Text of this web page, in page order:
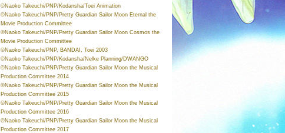
©Naoko Takeuchi/PNP/Kodansha/Toei Animation
©Naoko Takeuchi/PNP/Pretty Guardian Sailor Moon Eternal the
Movie Production Committee
©Naoko Takeuchi/PNP/Pretty Guardian Sailor Moon Cosmos the
Movie Production Committee
©Naoko Takeuchi/PNP, BANDAI, Toei 2003
©Naoko Takeuchi/PNP/Kodansha/Nelke Planning/DWANGO
©Naoko Takeuchi/PNP/Pretty Guardian Sailor Moon the Musical
Production Committee 2014
©Naoko Takeuchi/PNP/Pretty Guardian Sailor Moon the Musical
Production Committee 2015
©Naoko Takeuchi/PNP/Pretty Guardian Sailor Moon the Musical
Production Committee 2016
©Naoko Takeuchi/PNP/Pretty Guardian Sailor Moon the Musical
Production Committee 2017